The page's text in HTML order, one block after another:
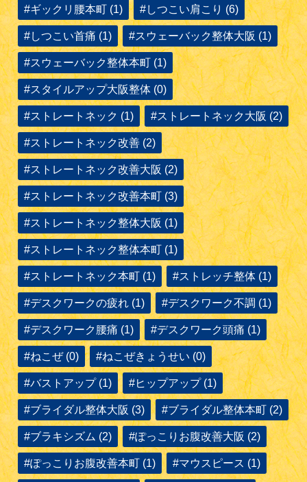
#ギックリ腰本町 (1) #しつこい肩こり (6)
#しつこい首痛 (1) #スウェーバック整体大阪 (1)
#スウェーバック整体本町 (1)
#スタイルアップ大阪整体 (0)
#ストレートネック (1) #ストレートネック大阪 (2)
#ストレートネック改善 (2)
#ストレートネック改善大阪 (2)
#ストレートネック改善本町 (3)
#ストレートネック整体大阪 (1)
#ストレートネック整体本町 (1)
#ストレートネック本町 (1) #ストレッチ整体 (1)
#デスクワークの疲れ (1) #デスクワーク不調 (1)
#デスクワーク腰痛 (1) #デスクワーク頭痛 (1)
#ねこぜ (0) #ねこぜきょうせい (0)
#バストアップ (1) #ヒップアップ (1)
#ブライダル整体大阪 (3) #ブライダル整体本町 (2)
#ブラキシズム (2) #ぽっこりお腹改善大阪 (2)
#ぽっこりお腹改善本町 (1) #マウスピース (1)